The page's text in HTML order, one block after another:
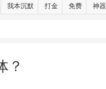
我本沉默 打金 免费 神器
？